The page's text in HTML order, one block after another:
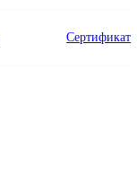
Сертификат